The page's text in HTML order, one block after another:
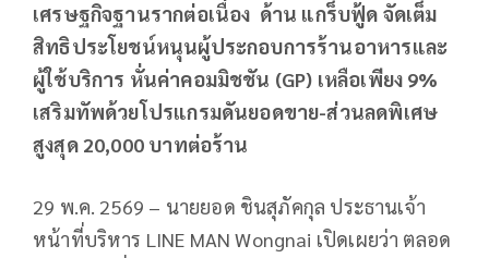
เศรษฐกิจฐานรากต่อเนื่อง ด้าน แกร็บฟู้ด จัดเต็ม
สิทธิประโยชน์หนุนผู้ประกอบการร้านอาหารและ
ผู้ใช้บริการ หั่นค่าคอมมิชชัน (GP) เหลือเพียง 9%
เสริมทัพด้วยโปรแกรมดันยอดขาย-ส่วนลดพิเศษ
สูงสุด 20,000 บาทต่อร้าน
29 พ.ค. 2569 – นายยอด ชินสุภัคกุล ประธานเจ้า
หน้าที่บริหาร LINE MAN Wongnai เปิดเผยว่า ตลอด